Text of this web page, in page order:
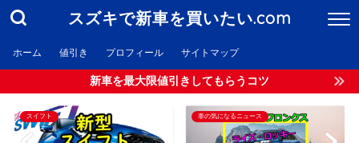
スズキで新車を買いたい.com
ホーム 値引き プロフィール サイトマップ
新車を最大限値引きしてもらうコツ
スイフト 車の気になるニュース